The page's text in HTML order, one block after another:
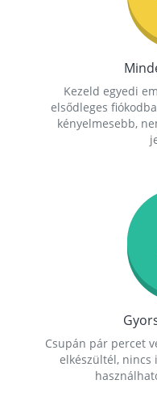
Kezeld egyedi
elsődleges
kényelmesebb,
Csupán pár percet
elkészültél, nincs